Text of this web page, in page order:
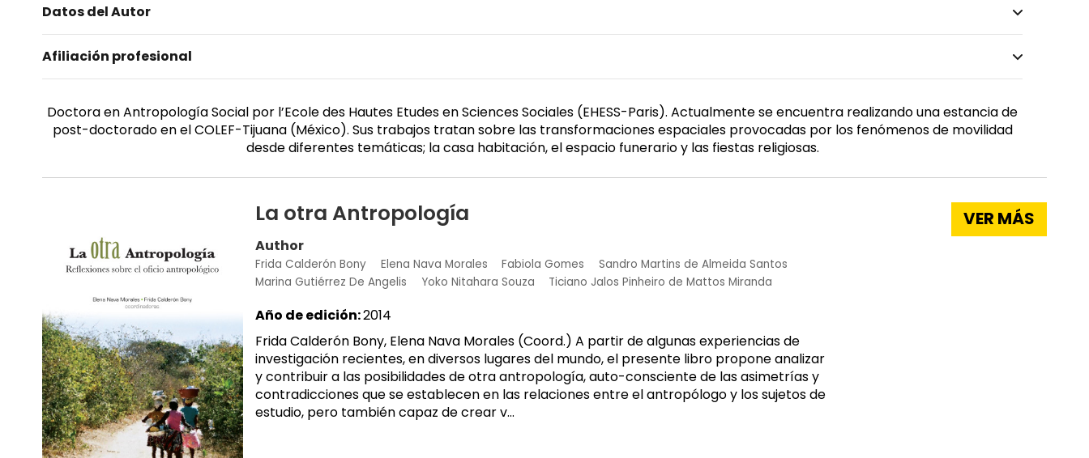
Datos del Autor
Femenino
Afiliación profesional
Doctora en Antropología Social por l’Ecole des Hautes Etudes en Sciences Sociales (EHESS-Paris). Actualmente se encuentra realizando una estancia de
post-doctorado en el COLEF-Tijuana (México). Sus trabajos tratan sobre las transformaciones espaciales provocadas por los fenómenos de movilidad
desde diferentes temáticas; la casa habitación, el espacio funerario y las fiestas religiosas.
La otra Antropología
Author
Frida Calderón Bony Elena Nava Morales Fabiola Gomes
Sandro Martins de Almeida Santos
Marina Gutiérrez De Angelis
Yoko Nitahara Souza Ticiano Jalos Pinheiro de Mattos Miranda
Año de edición:2014
Frida Calderón Bony, Elena Nava Morales (Coord.) A partir de algunas experiencias de
investigación recientes, en diversos lugares del mundo, el presente libro propone analizar
y contribuir a las posibilidades de otra antropología, auto-consciente de las asimetrías y
contradicciones que se establecen en las relaciones entre el antropólogo y los sujetos de
estudio, pero también capaz de crear v...
VER MÁS